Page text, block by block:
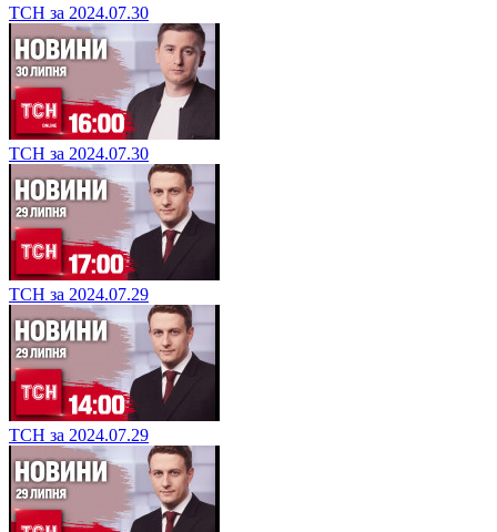
ТСН за 2024.07.30
ТСН за 2024.07.30
ТСН за 2024.07.29
ТСН за 2024.07.29